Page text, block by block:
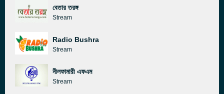
বেতার তরঙ্গ
Stream
Radio Bushra
Stream
নীলফামারী এফএম
Stream